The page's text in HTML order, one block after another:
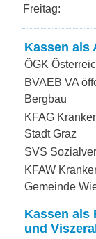
Freitag:
Kassen als
ÖGK
BVAEB VA
Bergbau
KFAG
Stadt Graz
SVS
KFAW
Gemeinde
Kassen als
und